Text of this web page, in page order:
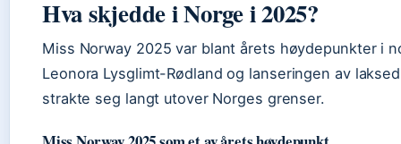
Hva skjedde i Norge i 2025?
Miss Norway 2025 var blant årets høydepunkter i
Leonora Lysglimt-Rødland og lanseringen av
strakte seg langt utover Norges grenser.